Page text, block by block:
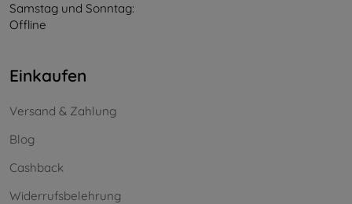
Samstag und Sonntag:
Offline
Einkaufen
Versand & Zahlung
Blog
Cashback
Widerrufsbelehrung